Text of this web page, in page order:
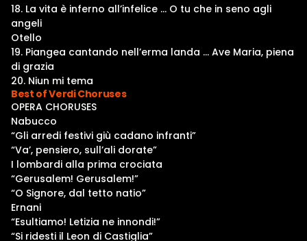
18. La vita è inferno all’infelice … O tu che in seno agli
angeli
Otello
19. Piangea cantando nell’erma landa … Ave Maria, piena
di grazia
20. Niun mi tema
Best of Verdi Choruses
OPERA CHORUSES
Nabucco
“Gli arredi festivi giù cadano infranti”
“Va’, pensiero, sull’ali dorate”
I lombardi alla prima crociata
“Gerusalem! Gerusalem!”
“O Signore, dal tetto natio”
Ernani
“Esultiamo! Letizia ne innondi!”
“Si ridesti il Leon di Castiglia”